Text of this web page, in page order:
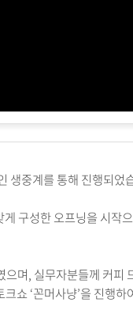
생중계를 통해 진행되었
게 구성한 오프닝을 시작
으며, 실무자분들께 커피
크쇼‘꼰머사냥’을 진행